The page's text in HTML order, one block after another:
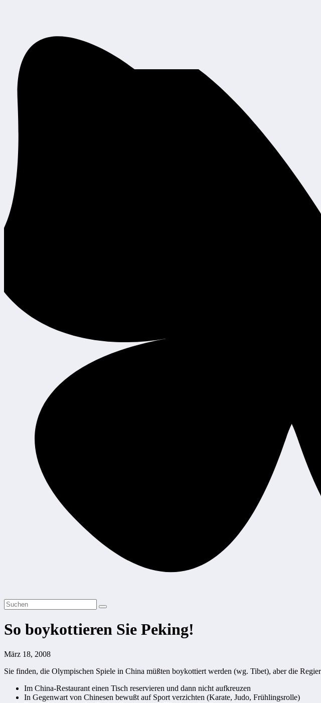
So boykottieren Sie Peking!
März 18, 2008
Sie finden, die Olympischen Spiele in China müßten boykottiert werden (wg. Tibet), aber die
Im China-Restaurant einen Tisch reservieren und dann nicht aufkreuzen
In Gegenwart von Chinesen bewußt auf Sport verzichten (Karate, Judo, Frühlingsrolle)